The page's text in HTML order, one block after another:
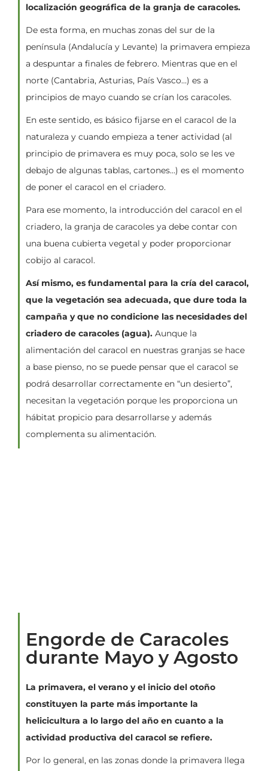
localización geográfica de la granja de caracoles.
De esta forma, en muchas zonas del sur de la
península (Andalucía y Levante) la primavera empieza
a despuntar a finales de febrero. Mientras que en el
norte (Cantabria, Asturias, País Vasco…) es a
principios de mayo cuando se crían los caracoles.
En este sentido, es básico fijarse en el caracol de la
naturaleza y cuando empieza a tener actividad (al
principio de primavera es muy poca, solo se les ve
debajo de algunas tablas, cartones…) es el momento
de poner el caracol en el criadero.
Para ese momento, la introducción del caracol en el
criadero, la granja de caracoles ya debe contar con
una buena cubierta vegetal y poder proporcionar
cobijo al caracol.
Así mismo, es fundamental para la cría del caracol,
que la vegetación sea adecuada, que dure toda la
campaña y que no condicione las necesidades del
criadero de caracoles (agua). Aunque la
alimentación del caracol en nuestras granjas se hace
a base pienso, no se puede pensar que el caracol se
podrá desarrollar correctamente en “un desierto”,
necesitan la vegetación porque les proporciona un
hábitat propicio para desarrollarse y además
complementa su alimentación.
Engorde de Caracoles
durante Mayo y Agosto
La primavera, el verano y el inicio del otoño
constituyen la parte más importante la
helicicultura a lo largo del año en cuanto a la
actividad productiva del caracol se refiere.
Por lo general, en las zonas donde la primavera llega